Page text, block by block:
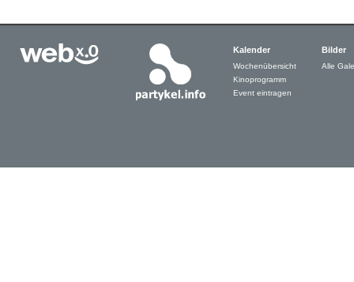
Kalender
Wochenübersicht
Kinoprogramm
Event eintragen
Bilder
Alle